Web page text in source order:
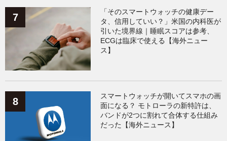
「そのスマートウォッチの健康デー
タ、信用していい？」米国の内科医が
引いた境界線｜睡眠スコアは参考、
ECGは臨床で使える【海外ニュー
ス】
スマートウォッチが開いてスマホの画
面になる？ モトローラの新特許は、
バンドが2つに割れて合体する仕組み
だった【海外ニュース】